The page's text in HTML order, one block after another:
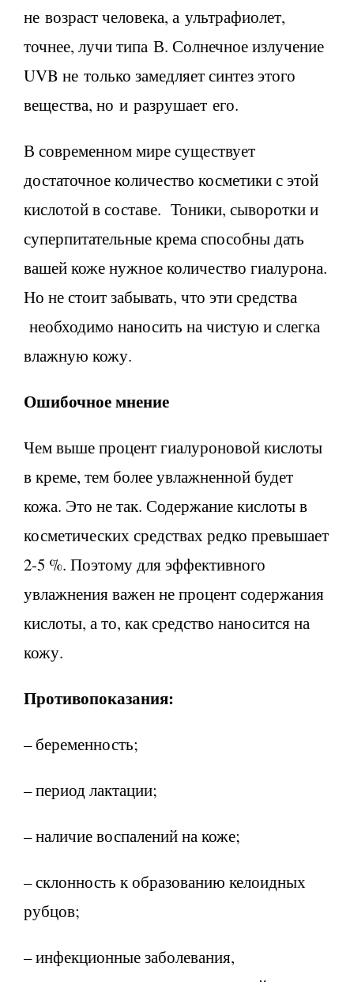
не возраст человека, а ультрафиолет,
точнее, лучи типа В. Солнечное излучение
UVB не только замедляет синтез этого
вещества, но и разрушает его.
В современном мире существует
достаточное количество косметики с этой
кислотой в составе. Тоники, сыворотки и
суперпитательные крема способны дать
вашей коже нужное количество гиалурона.
Но не стоит забывать, что эти средства
необходимо наносить на чистую и слегка
влажную кожу.
Ошибочное мнение
Чем выше процент гиалуроновой кислоты
в креме, тем более увлажненной будет
кожа. Это не так. Содержание кислоты в
косметических средствах редко превышает
2-5 %. Поэтому для эффективного
увлажнения важен не процент содержания
кислоты, а то, как средство наносится на
кожу.
Противопоказания:
– беременность;
– период лактации;
– наличие воспалений на коже;
– склонность к образованию келоидных
рубцов;
– инфекционные заболевания,